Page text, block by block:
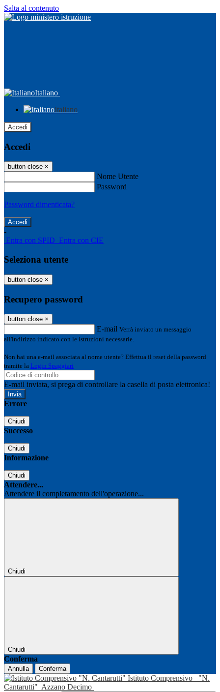
Salta al contenuto
Italiano
Italiano
Accedi
Accedi
button close ×
Nome Utente
Password
Password dimenticata?
-
Entra con SPID Entra con CIE
Seleziona utente
button close ×
Recupero password
button close ×
E-mail Verrà inviato un messaggio
all'indirizzo indicato con le istruzioni necessarie.
Non hai una e-mail associata al nome utente? Effettua il reset della password
tramite la Login Spaggiari
E-mail inviata, si prega di controllare la casella di posta elettronica!
Errore
Chiudi
Successo
Chiudi
Informazione
Chiudi
Attendere...
Attendere il completamento dell'operazione...
Chiudi
Chiudi
Conferma
Annulla Conferma
Istituto Comprensivo
"N.
Cantarutti" Azzano Decimo